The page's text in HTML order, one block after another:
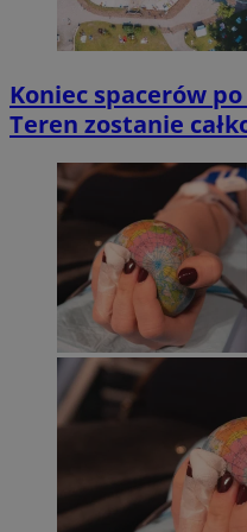
Koniec spacerów
Teren zostanie